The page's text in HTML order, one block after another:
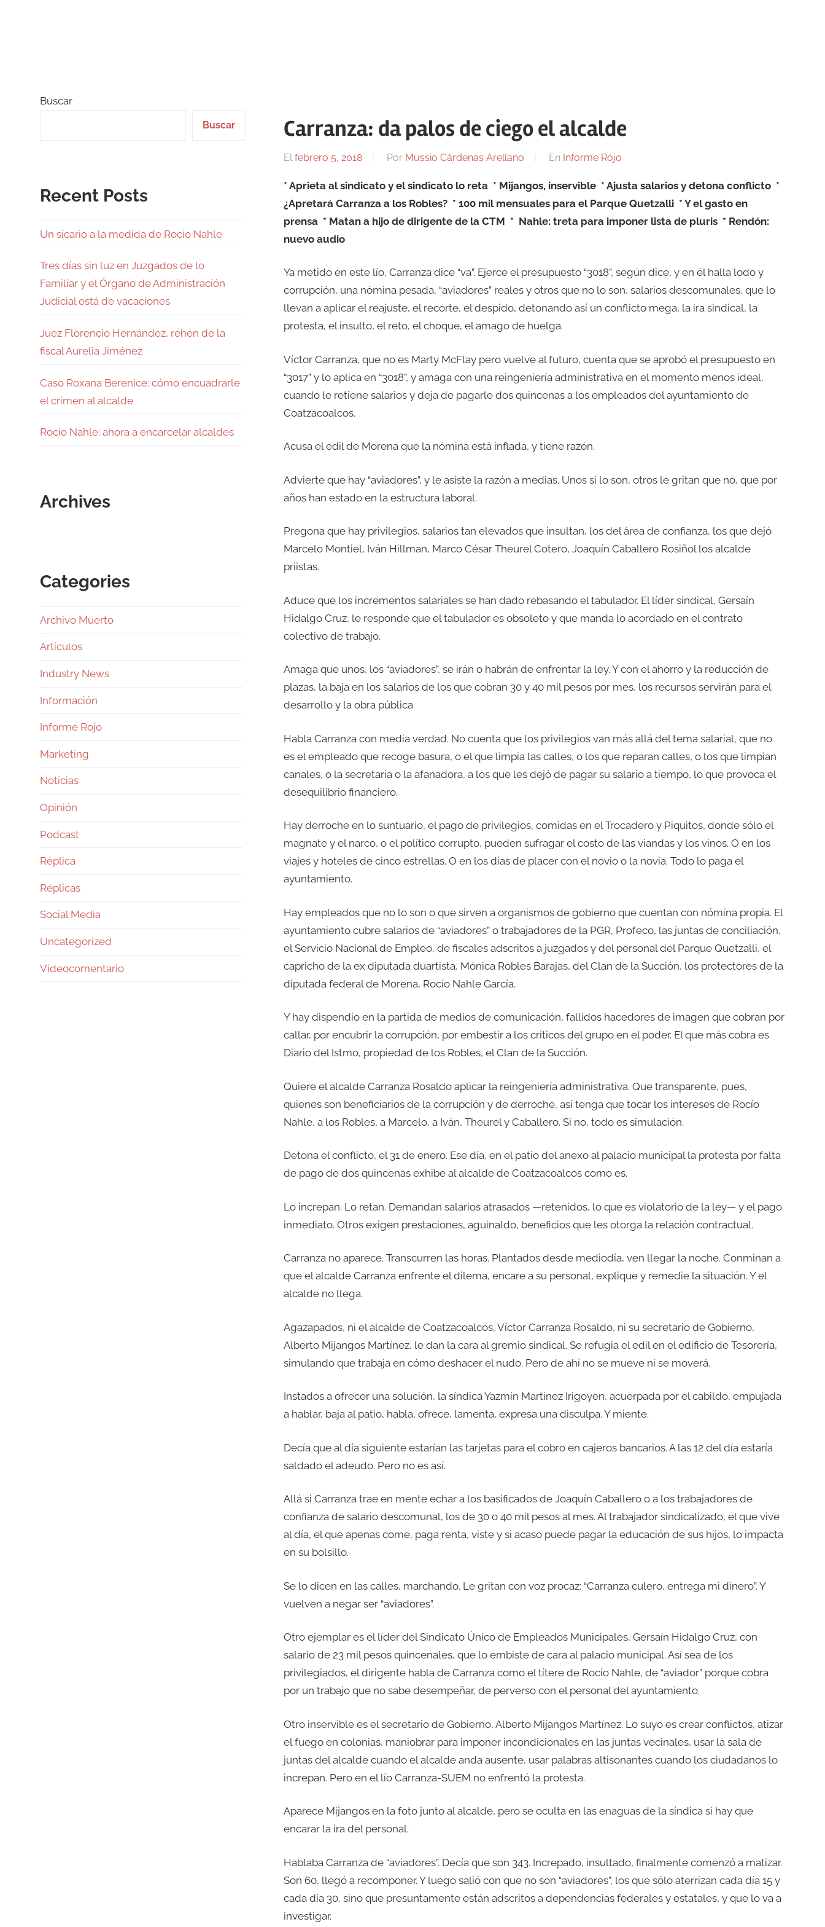
Carranza: da palos de ciego el alcalde
El febrero 5, 2018 Por Mussio Cárdenas Arellano En Informe Rojo
* Aprieta al sindicato y el sindicato lo reta * Mijangos, inservible * Ajusta salarios y detona conflicto *
¿Apretará Carranza a los Robles? * 100 mil mensuales para el Parque Quetzalli * Y el gasto en
prensa * Matan a hijo de dirigente de la CTM * Nahle: treta para imponer lista de pluris * Rendón:
nuevo audio
Ya metido en este lío, Carranza dice “va”. Ejerce el presupuesto “3018”, según dice, y en él halla lodo y
corrupción, una nómina pesada, “aviadores” reales y otros que no lo son, salarios descomunales, que lo
llevan a aplicar el reajuste, el recorte, el despido, detonando así un conflicto mega, la ira sindical, la
protesta, el insulto, el reto, el choque, el amago de huelga.
Víctor Carranza, que no es Marty McFlay pero vuelve al futuro, cuenta que se aprobó el presupuesto en
“3017” y lo aplica en “3018”, y amaga con una reingeniería administrativa en el momento menos ideal,
cuando le retiene salarios y deja de pagarle dos quincenas a los empleados del ayuntamiento de
Coatzacoalcos.
Acusa el edil de Morena que la nómina está inflada, y tiene razón.
Advierte que hay “aviadores”, y le asiste la razón a medias. Unos sí lo son, otros le gritan que no, que por
años han estado en la estructura laboral.
Pregona que hay privilegios, salarios tan elevados que insultan, los del área de confianza, los que dejó
Marcelo Montiel, Iván Hillman, Marco César Theurel Cotero, Joaquín Caballero Rosiñol los alcalde
priistas.
Aduce que los incrementos salariales se han dado rebasando el tabulador. El líder sindical, Gersaín
Hidalgo Cruz, le responde que el tabulador es obsoleto y que manda lo acordado en el contrato
colectivo de trabajo.
Amaga que unos, los “aviadores”, se irán o habrán de enfrentar la ley. Y con el ahorro y la reducción de
plazas, la baja en los salarios de los que cobran 30 y 40 mil pesos por mes, los recursos servirán para el
desarrollo y la obra pública.
Habla Carranza con media verdad. No cuenta que los privilegios van más allá del tema salarial, que no
es el empleado que recoge basura, o el que limpia las calles, o los que reparan calles, o los que limpian
canales, o la secretaria o la afanadora, a los que les dejó de pagar su salario a tiempo, lo que provoca el
desequilibrio financiero.
Hay derroche en lo suntuario, el pago de privilegios, comidas en el Trocadero y Piquitos, donde sólo el
magnate y el narco, o el político corrupto, pueden sufragar el costo de las viandas y los vinos. O en los
viajes y hoteles de cinco estrellas. O en los días de placer con el novio o la novia. Todo lo paga el
ayuntamiento.
Hay empleados que no lo son o que sirven a organismos de gobierno que cuentan con nómina propia. El
ayuntamiento cubre salarios de “aviadores” o trabajadores de la PGR, Profeco, las juntas de conciliación,
el Servicio Nacional de Empleo, de fiscales adscritos a juzgados y del personal del Parque Quetzalli, el
capricho de la ex diputada duartista, Mónica Robles Barajas, del Clan de la Succión, los protectores de la
diputada federal de Morena, Rocío Nahle García.
Y hay dispendio en la partida de medios de comunicación, fallidos hacedores de imagen que cobran por
callar, por encubrir la corrupción, por embestir a los críticos del grupo en el poder. El que más cobra es
Diario del Istmo, propiedad de los Robles, el Clan de la Succión.
Quiere el alcalde Carranza Rosaldo aplicar la reingeniería administrativa. Que transparente, pues,
quienes son beneficiarios de la corrupción y de derroche, así tenga que tocar los intereses de Rocío
Nahle, a los Robles, a Marcelo, a Iván, Theurel y Caballero. Si no, todo es simulación.
Detona el conflicto, el 31 de enero. Ese día, en el patio del anexo al palacio municipal la protesta por falta
de pago de dos quincenas exhibe al alcalde de Coatzacoalcos como es.
Lo increpan. Lo retan. Demandan salarios atrasados —retenidos, lo que es violatorio de la ley— y el pago
inmediato. Otros exigen prestaciones, aguinaldo, beneficios que les otorga la relación contractual.
Carranza no aparece. Transcurren las horas. Plantados desde mediodía, ven llegar la noche. Conminan a
que el alcalde Carranza enfrente el dilema, encare a su personal, explique y remedie la situación. Y el
alcalde no llega.
Agazapados, ni el alcalde de Coatzacoalcos, Víctor Carranza Rosaldo, ni su secretario de Gobierno,
Alberto Mijangos Martínez, le dan la cara al gremio sindical. Se refugia el edil en el edificio de Tesorería,
simulando que trabaja en cómo deshacer el nudo. Pero de ahí no se mueve ni se moverá.
Instados a ofrecer una solución, la síndica Yazmín Martínez Irigoyen, acuerpada por el cabildo, empujada
a hablar, baja al patio, habla, ofrece, lamenta, expresa una disculpa. Y miente.
Decía que al día siguiente estarían las tarjetas para el cobro en cajeros bancarios. A las 12 del día estaría
saldado el adeudo. Pero no es así.
Allá si Carranza trae en mente echar a los basificados de Joaquín Caballero o a los trabajadores de
confianza de salario descomunal, los de 30 o 40 mil pesos al mes. Al trabajador sindicalizado, el que vive
al día, el que apenas come, paga renta, viste y si acaso puede pagar la educación de sus hijos, lo impacta
en su bolsillo.
Se lo dicen en las calles, marchando. Le gritan con voz procaz: “Carranza culero, entrega mi dinero”. Y
vuelven a negar ser “aviadores”.
Otro ejemplar es el líder del Sindicato Único de Empleados Municipales, Gersaín Hidalgo Cruz, con
salario de 23 mil pesos quincenales, que lo embiste de cara al palacio municipal. Así sea de los
privilegiados, el dirigente habla de Carranza como el títere de Rocío Nahle, de “aviador” porque cobra
por un trabajo que no sabe desempeñar, de perverso con el personal del ayuntamiento.
Otro inservible es el secretario de Gobierno, Alberto Mijangos Martínez. Lo suyo es crear conflictos, atizar
el fuego en colonias, maniobrar para imponer incondicionales en las juntas vecinales, usar la sala de
juntas del alcalde cuando el alcalde anda ausente, usar palabras altisonantes cuando los ciudadanos lo
increpan. Pero en el lío Carranza-SUEM no enfrentó la protesta.
Aparece Mijangos en la foto junto al alcalde, pero se oculta en las enaguas de la síndica si hay que
encarar la ira del personal.
Hablaba Carranza de “aviadores”. Decía que son 343. Increpado, insultado, finalmente comenzó a matizar.
Son 60, llegó a recomponer. Y luego salió con que no son “aviadores”, los que sólo aterrizan cada día 15 y
cada día 30, sino que presuntamente están adscritos a dependencias federales y estatales, y que lo va a
investigar.
Buscar
Buscar
Recent Posts
Un sicario a la medida de Rocío Nahle
Tres días sin luz en Juzgados de lo
Familiar y el Órgano de Administración
Judicial está de vacaciones
Juez Florencio Hernández, rehén de la
fiscal Aurelia Jiménez
Caso Roxana Berenice: cómo encuadrarle
el crimen al alcalde
Rocío Nahle: ahora a encarcelar alcaldes
Archives
Categories
Archivo Muerto
Artículos
Industry News
Información
Informe Rojo
Marketing
Noticias
Opinión
Podcast
Réplica
Réplicas
Social Media
Uncategorized
Videocomentario